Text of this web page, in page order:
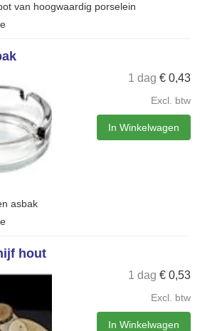
van hoogwaardig porselein
1 dag € 0,43
Excl. btw
In Winkelwagen
asbak
hout
1 dag € 0,53
Excl. btw
In Winkelwagen